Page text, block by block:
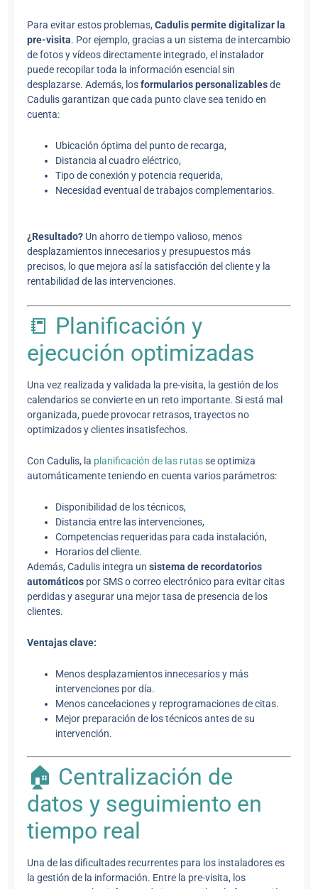
Para evitar estos problemas,Cadulis permite digitalizar la
pre-visita. Por ejemplo, gracias a un sistema de intercambio
de fotos y vídeos directamente integrado, el instalador
puede recopilar toda la información esencial sin
desplazarse. Además, losformularios personalizablesde
Cadulis garantizan que cada punto clave sea tenido en
cuenta:
Ubicación óptima del punto de recarga,
Distancia al cuadro eléctrico,
Tipo de conexión y potencia requerida,
Necesidad eventual de trabajos complementarios.
¿Resultado? Un ahorro de tiempo valioso, menos
desplazamientos innecesarios y presupuestos más
precisos, lo que mejora así la satisfacción del cliente y la
rentabilidad de las intervenciones.
📒 Planificación y
ejecución optimizadas
Una vez realizada y validada la pre-visita, la gestión de los
calendarios se convierte en un reto importante. Si está mal
organizada, puede provocar retrasos, trayectos no
optimizados y clientes insatisfechos.
Con Cadulis, la planificación de las rutasse optimiza
automáticamente teniendo en cuenta varios parámetros:
Disponibilidad de los técnicos,
Distancia entre las intervenciones,
Competencias requeridas para cada instalación,
Horarios del cliente.
Además, Cadulis integra unsistema de recordatorios
automáticos por SMS o correo electrónico para evitar citas
perdidas y asegurar una mejor tasa de presencia de los
clientes.
Ventajas clave:
Menos desplazamientos innecesarios y más
intervenciones por día.
Menos cancelaciones y reprogramaciones de citas.
Mejor preparación de los técnicos antes de su
intervención.
🏠 Centralización de
datos y seguimiento en
tiempo real
Una de las dificultades recurrentes para los instaladores es
la gestión de la información. Entre la pre-visita, los